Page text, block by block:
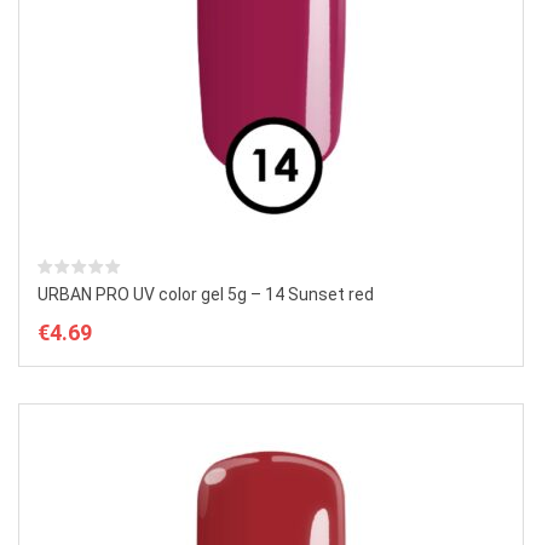
URBAN PRO UV color gel 5g – 14 Sunset red
€4.69